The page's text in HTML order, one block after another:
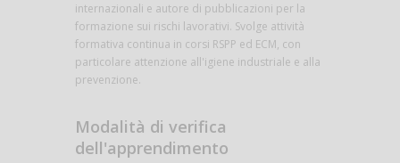
internazionali e autore di pubblicazioni per la
formazione sui rischi lavorativi. Svolge attività
formativa continua in corsi RSPP ed ECM, con
particolare attenzione all'igiene industriale e alla
prevenzione.
Modalità di verifica
dell'apprendimento